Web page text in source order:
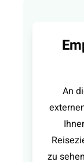
An
zu